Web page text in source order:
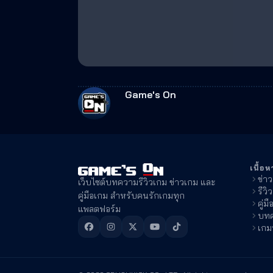
Game's On
เว็บไซต์บทความรีวิวเกม ข่าวเกม และ
คู่มือเกม สำหรับคนรักเกมทุก
แพลตฟอร์ม
เนื้อห
ข่า
รีวิ
คู่มื
บท
เก